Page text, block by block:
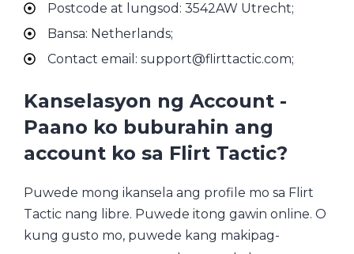
Postcode at lungsod: 3542AW Utrecht;
Bansa: Netherlands;
Contact email: support@flirttactic.com;
Kanselasyon ng Account -
Paano ko buburahin ang
account ko sa Flirt Tactic?
Puwede mong ikansela ang profile mo sa Flirt
Tactic nang libre. Puwede itong gawin online. O
kung gusto mo, puwede kang makipag-